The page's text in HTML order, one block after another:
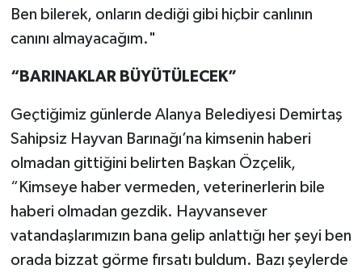
Ben bilerek, onların dediği gibi hiçbir canlının
canını almayacağım."
“BARINAKLAR BÜYÜTÜLECEK”
Geçtiğimiz günlerde Alanya Belediyesi Demirtaş
Sahipsiz Hayvan Barınağı’na kimsenin haberi
olmadan gittiğini belirten Başkan Özçelik,
“Kimseye haber vermeden, veterinerlerin bile
haberi olmadan gezdik. Hayvansever
vatandaşlarımızın bana gelip anlattığı her şeyi ben
orada bizzat görme fırsatı buldum. Bazı şeylerde